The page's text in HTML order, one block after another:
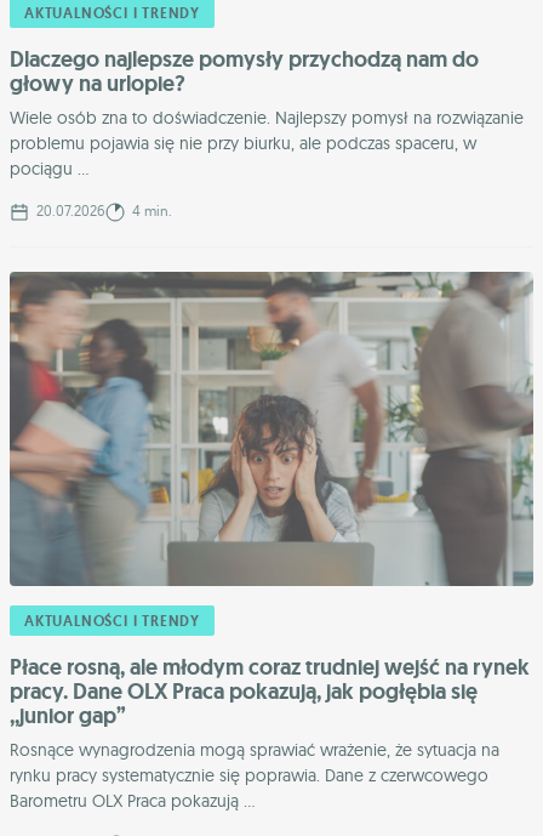
AKTUALNOŚCI I TRENDY
Dlaczego najlepsze pomysły przychodzą nam do
głowy na urlopie?
Wiele osób zna to doświadczenie. Najlepszy pomysł na rozwiązanie
problemu pojawia się nie przy biurku, ale podczas spaceru, w
pociągu ...
20.07.2026 4 min.
AKTUALNOŚCI I TRENDY
Płace rosną, ale młodym coraz trudniej wejść na rynek
pracy. Dane OLX Praca pokazują, jak pogłębia się
,,junior gap”
Rosnące wynagrodzenia mogą sprawiać wrażenie, że sytuacja na
rynku pracy systematycznie się poprawia. Dane z czerwcowego
Barometru OLX Praca pokazują ...